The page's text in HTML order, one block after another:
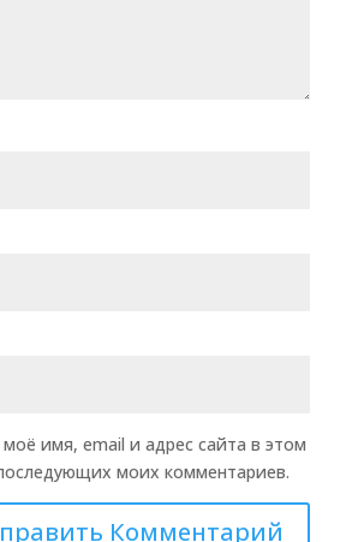
имя, email и адрес сайта в этом
моих комментариев.